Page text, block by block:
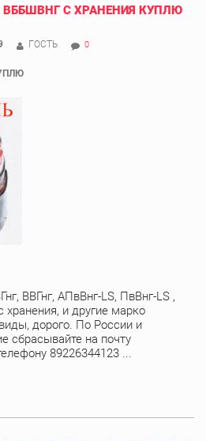
ВББШВНГ С ХРАНЕНИЯ КУПЛЮ
ГОСТЬ 0
ВВГнг, АПвВнг-LS, ПвВнг-LS ,
и другие марко
дорого. По России и
сбрасывайте на почту
89226344123 ...